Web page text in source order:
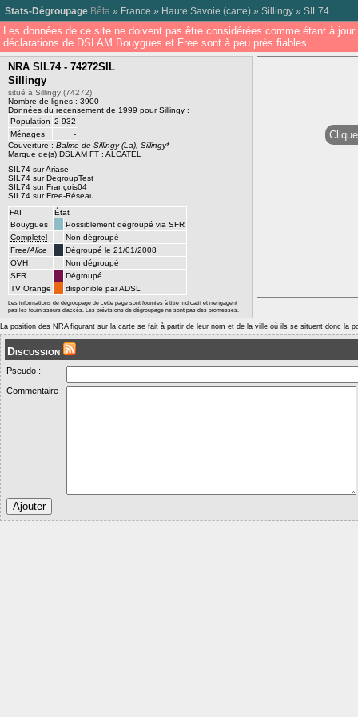
Stats-Dégroupage Bêta » France » Haute Savoie (carte) » Sillingy » SIL74
Les données de ce site ne doivent pas être considérées comme étant à
déclarations de DSLAM Bouygues et Free sont à peu près fiables.
NRA SIL74 - 74272SIL
Sillingy
situé à Sillingy (74272)
Nombre de lignes : 3900
Données du recensement de 1999 pour Sillingy :
Population 2 932
Ménages
-
Couverture : Balme de Sillingy (La), Sillingy*
Marque de(s) DSLAM FT : ALCATEL
SIL74 sur Ariase
SIL74 sur DegroupTest
SIL74 sur François04
SIL74 sur Free-Réseau
FAI
État
Bouygues
Possiblement dégroupé via SFR
Completel
Non dégroupé
Free/Alice
Dégroupé le 21/01/2008
OVH
Non dégroupé
SFR
Dégroupé
TV Orange
disponible par ADSL
Les informations de dégroupage de cette page sont fournies à titre indicatif et n'engagent
pas les fournisseurs d'accès. Les prévisions de dégroupage ne sont pas des promesses.
La position des NRA figurant sur la carte se fait à partir de leur nom et de la ville où ils se situent donc la
Discussion
Pseudo :
Commentaire :